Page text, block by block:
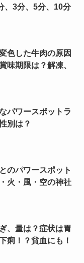
、3分、5分、10分
色した牛肉の原因
味期限は？解凍、
パワースポットラ
別は？
のパワースポット
火・風・空の神社
、量は？症状は胃
痢！？貧血にも！